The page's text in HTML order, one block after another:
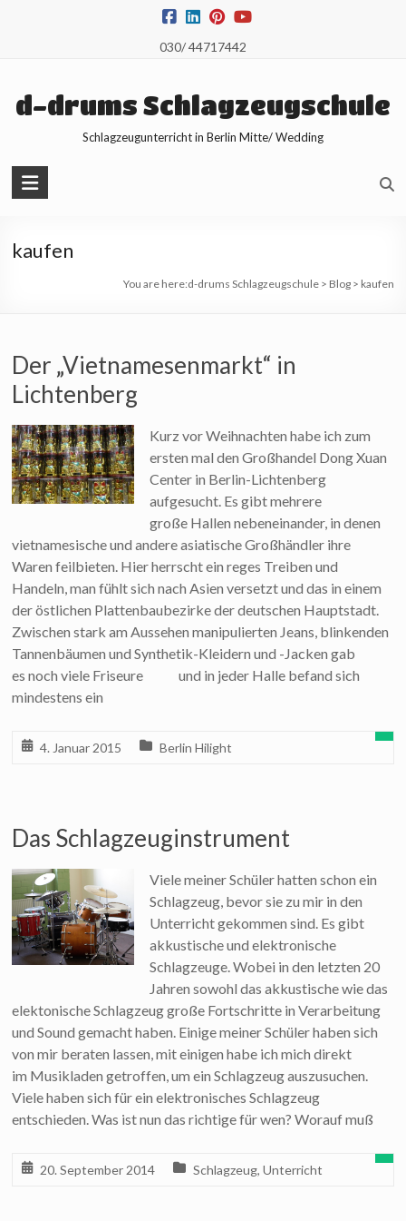
030/ 44717442
d-drums Schlagzeugschule
Schlagzeugunterricht in Berlin Mitte/ Wedding
kaufen
You are here:d-drums Schlagzeugschule> Blog> kaufen
Der „Vietnamesenmarkt“ in
Lichtenberg
Kurz vor Weihnachten habe ich zum
ersten mal den Großhandel Dong Xuan
Center in Berlin-Lichtenberg
aufgesucht. Es gibt mehrere
große Hallen nebeneinander, in denen
vietnamesische und andere asiatische Großhändler ihre
Waren feilbieten. Hier herrscht ein reges Treiben und
Handeln, man fühlt sich nach Asien versetzt und das in einem
der östlichen Plattenbaubezirke der deutschen Hauptstadt.
Zwischen stark am Aussehen manipulierten Jeans, blinkenden
Tannenbäumen und Synthetik-Kleidern und -Jacken gab
es noch viele Friseure und in jeder Halle befand sich
mindestens ein
4. Januar 2015 Berlin Hilight
Das Schlagzeuginstrument
Viele meiner Schüler hatten schon ein
Schlagzeug, bevor sie zu mir in den
Unterricht gekommen sind. Es gibt
akkustische und elektronische
Schlagzeuge. Wobei in den letzten 20
Jahren sowohl das akkustische wie das
elektonische Schlagzeug große Fortschritte in Verarbeitung
und Sound gemacht haben. Einige meiner Schüler haben sich
von mir beraten lassen, mit einigen habe ich mich direkt
im Musikladen getroffen, um ein Schlagzeug auszusuchen.
Viele haben sich für ein elektronisches Schlagzeug
entschieden. Was ist nun das richtige für wen? Worauf muß
20. September 2014 Schlagzeug,Unterricht